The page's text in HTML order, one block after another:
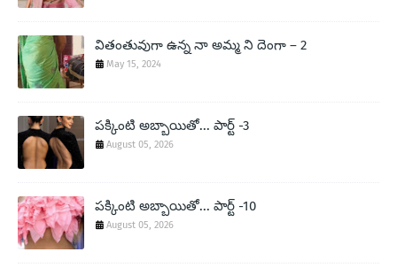
వితంతువుగా ఉన్న నా అమ్మ ని దెంగా – 2
May 15, 2024
పక్కింటి అబ్బాయితో... పార్ట్ -3
August 05, 2026
పక్కింటి అబ్బాయితో... పార్ట్ -10
August 05, 2026